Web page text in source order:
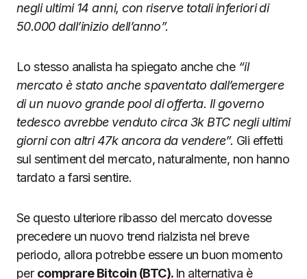
negli ultimi 14 anni, con riserve totali inferiori di
50.000 dall’inizio dell’anno”.
Lo stesso analista ha spiegato anche che “il
mercato è stato anche spaventato dall’emergere
di un nuovo grande pool di offerta. Il governo
tedesco avrebbe venduto circa 3k BTC negli ultimi
giorni con altri 47k ancora da vendere”. Gli effetti
sul sentiment del mercato, naturalmente, non hanno
tardato a farsi sentire.
Se questo ulteriore ribasso del mercato dovesse
precedere un nuovo trend rialzista nel breve
periodo, allora potrebbe essere un buon momento
per comprare Bitcoin (BTC). In alternativa è